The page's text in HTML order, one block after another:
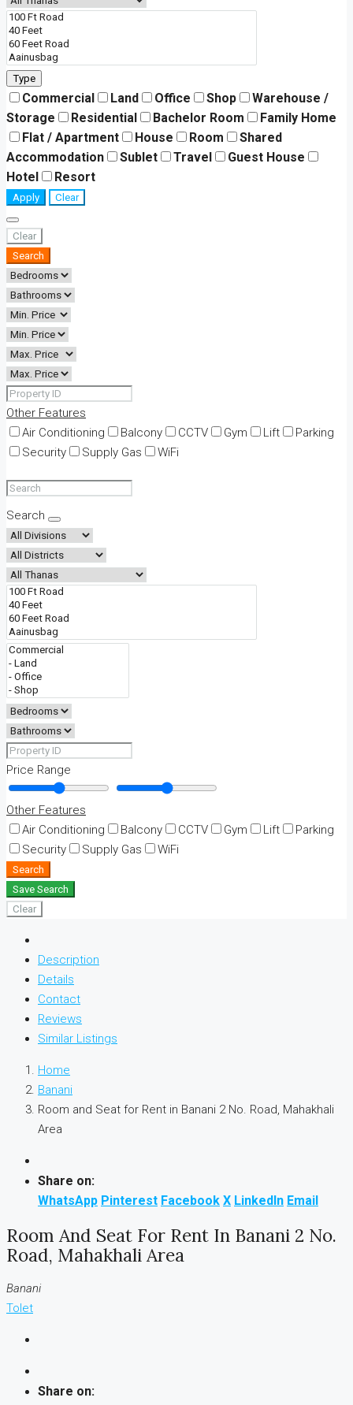
Type
Commercial Land Office Shop
Warehouse /
Storage
Residential Bachelor Room
Family Home
Flat / Apartment
House Room
Shared
Accommodation
Sublet Travel
Guest House
Hotel
Resort
Apply Clear
Clear
Search
Other Features
Air Conditioning
Balcony CCTV Gym Lift
Parking
Security
Supply Gas WiFi
Search
Price Range
Other Features
Air Conditioning
Balcony CCTV Gym Lift
Parking
Security
Supply Gas WiFi
Search
Save Search
Clear
Description
Details
Contact
Reviews
Similar Listings
Home
Banani
Room and Seat for Rent in Banani 2 No. Road, Mahakhali
Area
Share on:
WhatsApp Pinterest Facebook X LinkedIn Email
Room And Seat For Rent In Banani 2 No.
Road, Mahakhali Area
Banani
Tolet
Share on: